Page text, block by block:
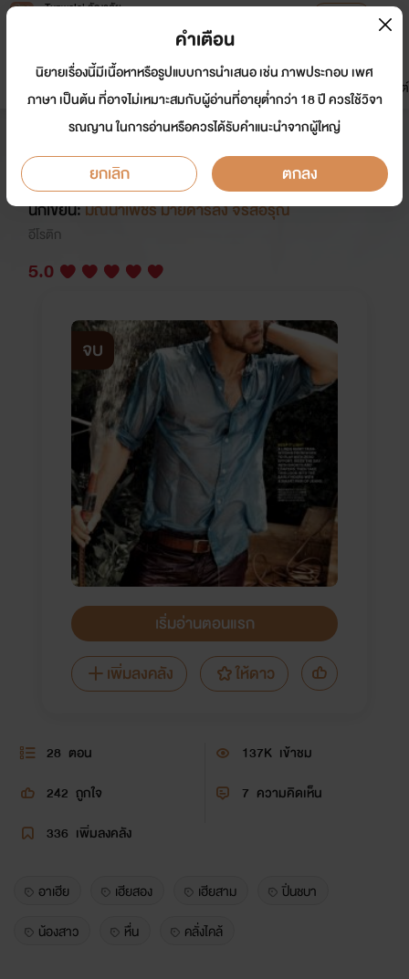
Tunwalai ธัญวลัย
หน้าแรก นิยาย อีบุ๊ก การ์ตูน
มาใหม่
ดรีมแชท ธัญลิสต์
คลั่งสวาท (ซีรี่ย์ชุดอาเฮียกระหายรัก)
นักเขียน:มณีน้ำเพชร มายดาร์ลิ่ง จรัสอรุณ
อีโรติก
5.0
จบ
เริ่มอ่านตอนแรก
เพิ่มลงคลัง
ให้ดาว
28 ตอน 137K เข้าชม
242 ถูกใจ 7 ความคิดเห็น
336 เพิ่มลงคลัง
อาเฮีย เฮียสอง เฮียสาม
ปิ่นชบา
น้องสาว
หื่น คลั่งไคล้
คำเตือน
นิยายเรื่องนี้มีเนื้อหาหรือรูปแบบการนำเสนอ เช่น ภาพประกอบ เพศ
ภาษา เป็นต้น ที่อาจไม่เหมาะสมกับผู้อ่านที่อายุต่ำกว่า 18 ปี ควรใช้วิจา
รณญาน ในการอ่านหรือควรได้รับคำแนะนำจากผู้ใหญ่
ยกเลิก ตกลง